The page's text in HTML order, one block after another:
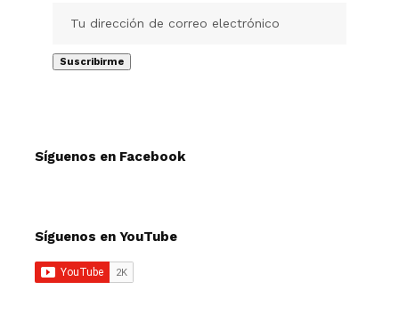
Síguenos en Facebook
Síguenos en YouTube